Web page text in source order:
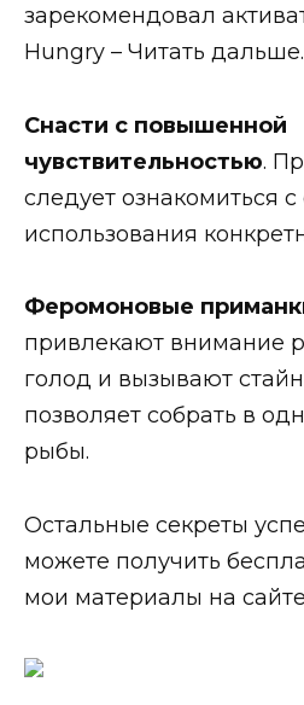
зарекомендовал
Hungry – Читать дальше.
Снасти с повышенной
чувствительностью.
следует ознакомиться
использования
Феромоновые
привлекают внимание
голод и вызывают
позволяет собрать в
рыбы.
Остальные секреты
можете получить
мои материалы на